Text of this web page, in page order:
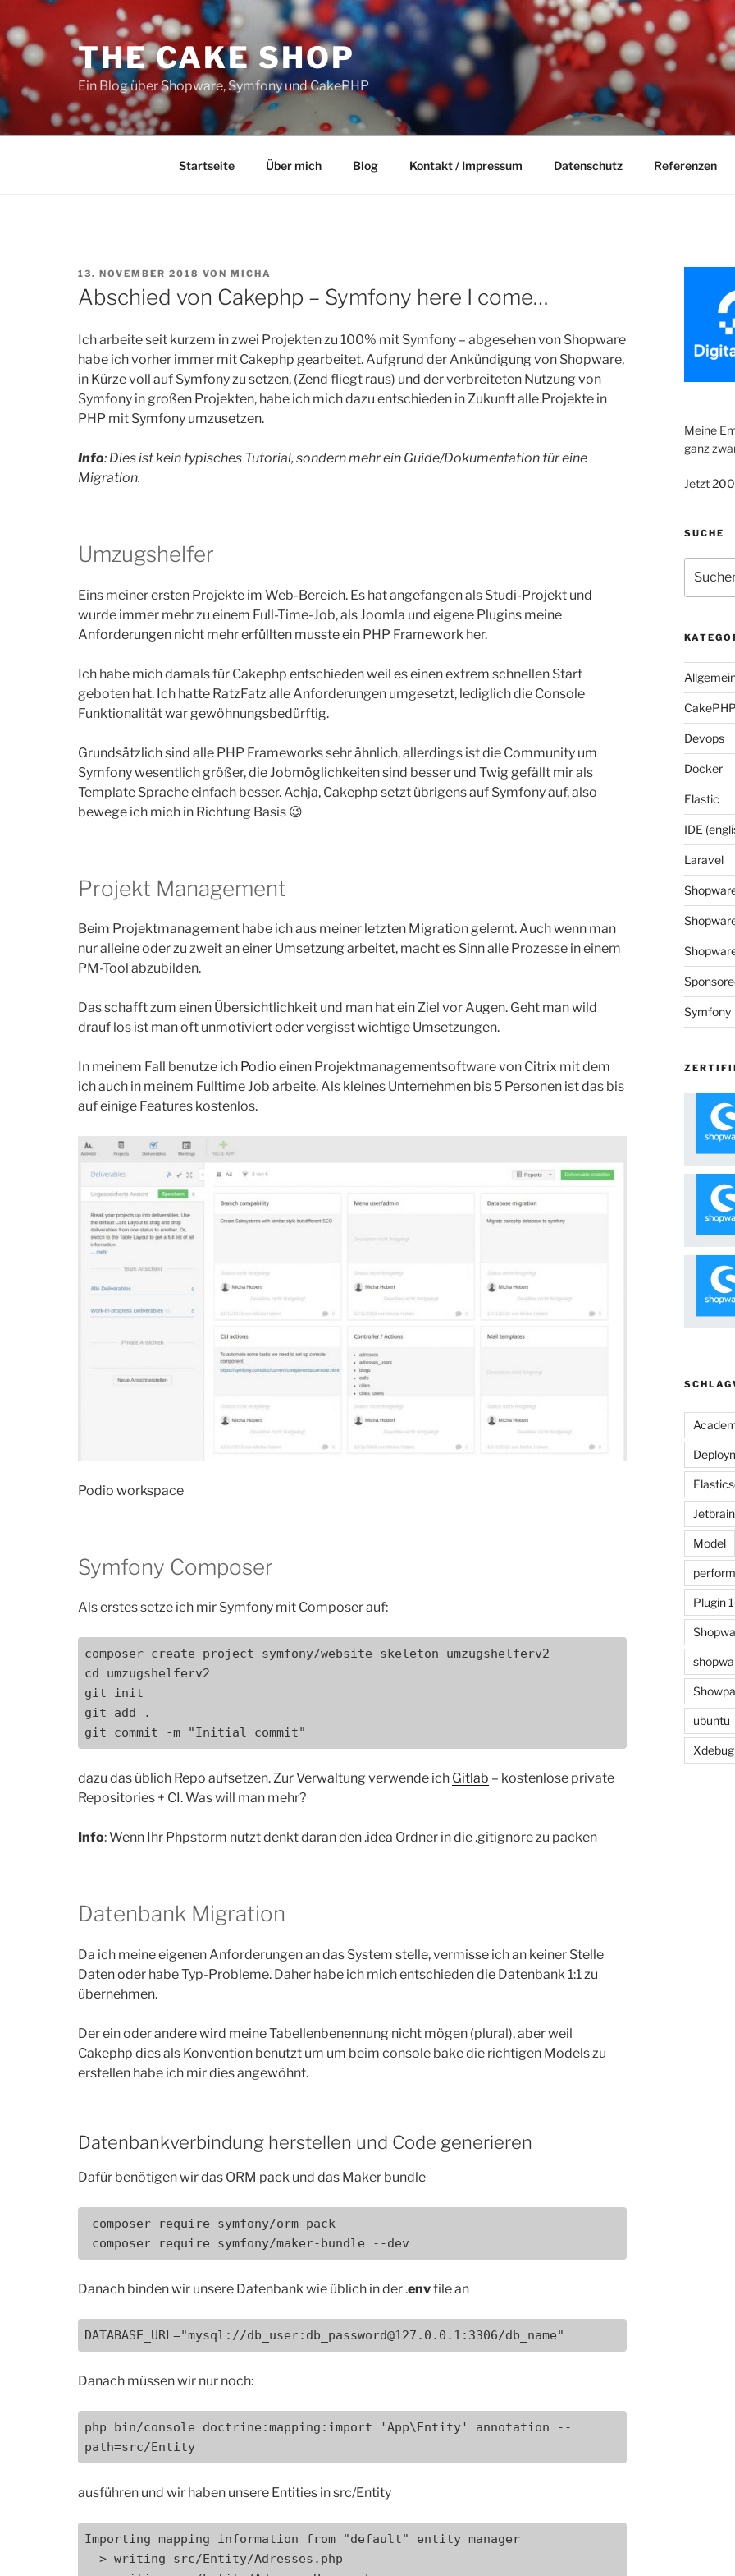
Inhalt
springen
THE CAKE SHOP
Ein Blog über Shopware, Symfony und CakePHP
Startseite Über mich Blog Kontakt / Impressum Datenschutz Referenzen
VERÖFFENTLICHT
AM
13. NOVEMBER 2018 VON MICHA
Abschied von Cakephp – Symfony here I come…
Ich arbeite seit kurzem in zwei Projekten zu 100% mit Symfony – abgesehen von Shopware
habe ich vorher immer mit Cakephp gearbeitet. Aufgrund der Ankündigung von Shopware,
in Kürze voll auf Symfony zu setzen, (Zend fliegt raus) und der verbreiteten Nutzung von
Symfony in großen Projekten, habe ich mich dazu entschieden in Zukunft alle Projekte in
PHP mit Symfony umzusetzen.
Info: Dies ist kein typisches Tutorial, sondern mehr ein Guide/Dokumentation für eine
Migration.
Umzugshelfer
Eins meiner ersten Projekte im Web-Bereich. Es hat angefangen als Studi-Projekt und
wurde immer mehr zu einem Full-Time-Job, als Joomla und eigene Plugins meine
Anforderungen nicht mehr erfüllten musste ein PHP Framework her.
Ich habe mich damals für Cakephp entschieden weil es einen extrem schnellen Start
geboten hat. Ich hatte RatzFatz alle Anforderungen umgesetzt, lediglich die Console
Funktionalität war gewöhnungsbedürftig.
Grundsätzlich sind alle PHP Frameworks sehr ähnlich, allerdings ist die Community um
Symfony wesentlich größer, die Jobmöglichkeiten sind besser und Twig gefällt mir als
Template Sprache einfach besser. Achja, Cakephp setzt übrigens auf Symfony auf, also
bewege ich mich in Richtung Basis 😉
Projekt Management
Beim Projektmanagement habe ich aus meiner letzten Migration gelernt. Auch wenn man
nur alleine oder zu zweit an einer Umsetzung arbeitet, macht es Sinn alle Prozesse in einem
PM-Tool abzubilden.
Das schafft zum einen Übersichtlichkeit und man hat ein Ziel vor Augen. Geht man wild
drauf los ist man oft unmotiviert oder vergisst wichtige Umsetzungen.
In meinem Fall benutze ich Podio einen Projektmanagementsoftware von Citrix mit dem
ich auch in meinem Fulltime Job arbeite. Als kleines Unternehmen bis 5 Personen ist das bis
auf einige Features kostenlos.
Podio workspace
Symfony Composer
Als erstes setze ich mir Symfony mit Composer auf:
composer create-project symfony/website-skeleton umzugshelferv2
cd umzugshelferv2
git init
git add .
git commit -m "Initial commit"
dazu das üblich Repo aufsetzen. Zur Verwaltung verwende ich Gitlab – kostenlose private
Repositories + CI. Was will man mehr?
Info: Wenn Ihr Phpstorm nutzt denkt daran den .idea Ordner in die .gitignore zu packen
Datenbank Migration
Da ich meine eigenen Anforderungen an das System stelle, vermisse ich an keiner Stelle
Daten oder habe Typ-Probleme. Daher habe ich mich entschieden die Datenbank 1:1 zu
übernehmen.
Der ein oder andere wird meine Tabellenbenennung nicht mögen (plural), aber weil
Cakephp dies als Konvention benutzt um um beim console bake die richtigen Models zu
erstellen habe ich mir dies angewöhnt.
Datenbankverbindung herstellen und Code generieren
Dafür benötigen wir das ORM pack und das Maker bundle
composer require symfony/maker-bundle --dev
Danach binden wir unsere Datenbank wie üblich in der .envfile an
DATABASE_URL="mysql://db_user:db_password@127.0.0.1:3306/db_name"
Danach müssen wir nur noch:
php bin/console doctrine:mapping:import 'App\Entity' annotation --
path=src/Entity
ausführen und wir haben unsere Entities in src/Entity
Importing mapping information from "default" entity manager
Meine
ganz
Jetzt
SUCHE
nach:
Devops
Docker
Elastic
IDE
Laravel
Symfony
Model
Plugin
ubuntu
Xdebug